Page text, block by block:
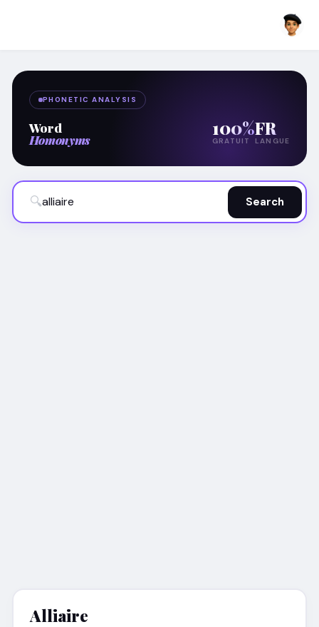
PHONETIC ANALYSIS
Word
Homonyms
100%
GRATUIT
FR
LANGUE
🔍 Search
Alliaire